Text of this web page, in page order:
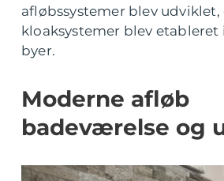
afløbssystemer blev
kloaksystemer blev etableret
byer.
Moderne afløb
badeværelse og